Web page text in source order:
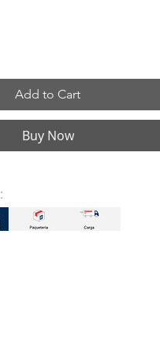
Add to Cart
Buy Now